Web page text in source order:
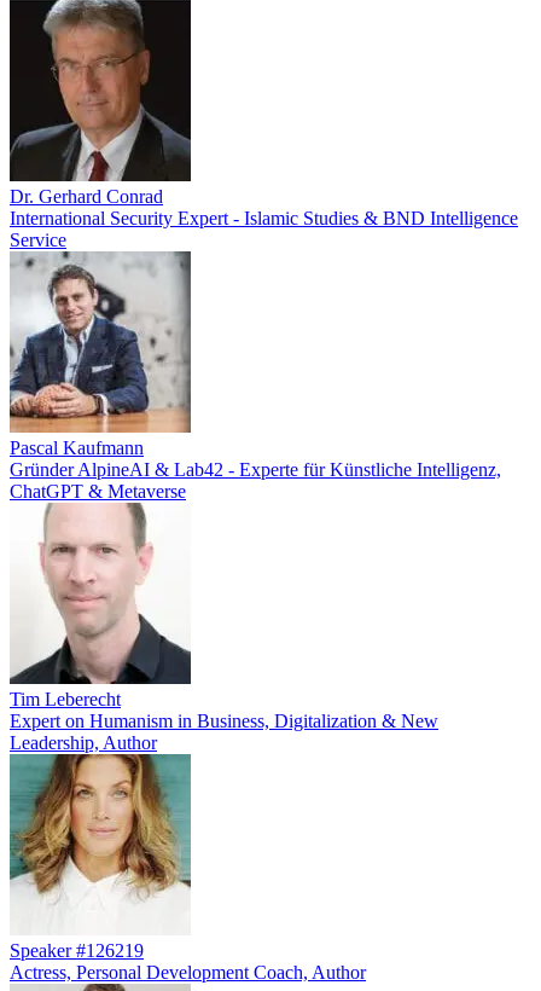
Dr. Gerhard Conrad
International Security Expert - Islamic Studies & BND Intelligence
Service
Pascal Kaufmann
Gründer AlpineAI & Lab42 - Experte für Künstliche Intelligenz,
ChatGPT & Metaverse
Tim Leberecht
Expert on Humanism in Business, Digitalization & New
Leadership, Author
Speaker #126219
Actress, Personal Development Coach, Author